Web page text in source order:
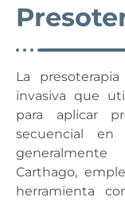
La
invasiva que
para aplicar
secuencial en
Carthago,
herramienta